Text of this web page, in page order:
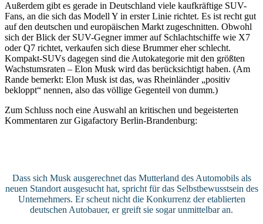
Außerdem gibt es gerade in Deutschland viele kaufkräftige SUV-
Fans, an die sich das Modell Y in erster Linie richtet. Es ist recht gut
auf den deutschen und europäischen Markt zugeschnitten. Obwohl
sich der Blick der SUV-Gegner immer auf Schlachtschiffe wie X7
oder Q7 richtet, verkaufen sich diese Brummer eher schlecht.
Kompakt-SUVs dagegen sind die Autokategorie mit den größten
Wachstumsraten – Elon Musk wird das berücksichtigt haben. (Am
Rande bemerkt: Elon Musk ist das, was Rheinländer „positiv
bekloppt“ nennen, also das völlige Gegenteil von dumm.)
Zum Schluss noch eine Auswahl an kritischen und begeisterten
Kommentaren zur Gigafactory Berlin-Brandenburg:
Dass sich Musk ausgerechnet das Mutterland des Automobils als
neuen Standort ausgesucht hat, spricht für das Selbstbewusstsein des
Unternehmers. Er scheut nicht die Konkurrenz der etablierten
deutschen Autobauer, er greift sie sogar unmittelbar an.